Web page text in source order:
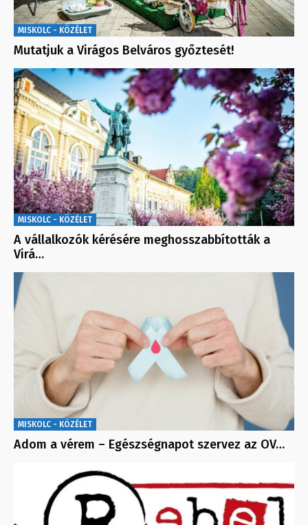
MISKOLC - KÖZÉLET
Mutatjuk a Virágos Belváros győztesét!
MISKOLC - KÖZÉLET
A vállalkozók kérésére meghosszabbították a
Virá…
MISKOLC - KÖZÉLET
Adom a vérem – Egészségnapot szervez az OV…